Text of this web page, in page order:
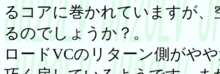
るコアに巻かれていますが
るのでしょうか？。
ロードVCのリターン側がや